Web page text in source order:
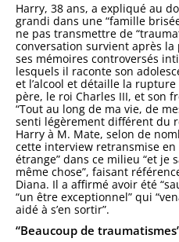
Harry, 38 ans, a expliqué au
grandi dans une “famille
ne pas transmettre de
conversation survient après
ses mémoires controversés
lesquels il raconte son
et l’alcool et détaille la
père, le roi Charles III, et son
“Tout au long de ma vie, de
senti légèrement différent du
Harry à M. Mate, selon de
cette interview retransmise en
étrange” dans ce milieu “et je
même chose”, faisant
Diana. Il a affirmé avoir été
“un être exceptionnel” qui
aidé à s’en sortir”.
“Beaucoup de